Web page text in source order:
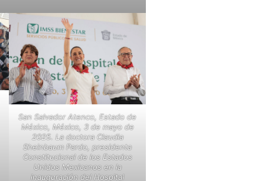
San Salvador Atenco, Estado de
México, México, 3 de mayo de
2025. La doctora Claudia
Sheinbaum Pardo, presidenta
Constitucional de los Estados
Unidos Mexicanos en la
inauguración del Hospital